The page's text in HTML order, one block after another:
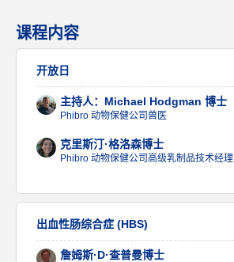
课程内容
开放日
主持人：Michael Hodgman 博士
Phibro 动物保健公司兽医
克里斯汀·格洛森博士
Phibro 动物保健公司高级乳制品技术经理
出血性肠综合症 (HBS)
詹姆斯·D·查普曼博士